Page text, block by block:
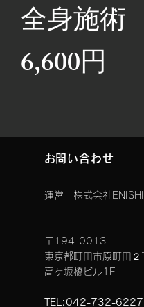
全身施術
6,600円
お問い合わせ
運営 株式会社ENISHI
〒194-0013
東京都町田市原町田２
高ヶ坂橋ビル1F
TEL:042-732-